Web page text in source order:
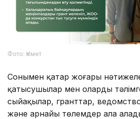
Фото: Үкімет
Сонымен қатар жоғары
қатысушылар мен олардың
сыйақылар, гранттар,
және арнайы төлемдер ала